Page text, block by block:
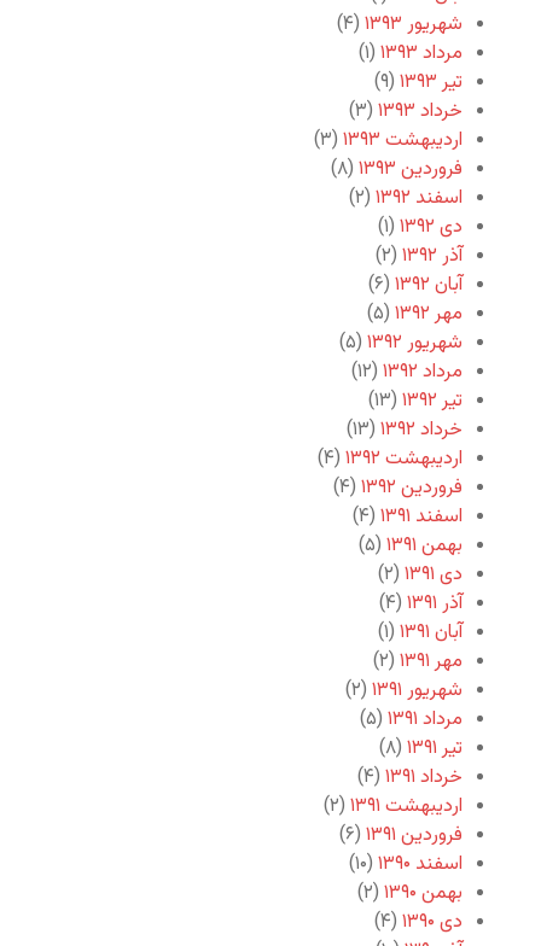
شهریور ۱۳۹۳
(۴)
مرداد ۱۳۹۳
(۱)
تیر ۱۳۹۳
(۹)
خرداد ۱۳۹۳
(۳)
اردیبهشت ۱۳۹۳
(۳)
فروردین ۱۳۹۳
(۸)
اسفند ۱۳۹۲
(۲)
دی ۱۳۹۲
(۱)
آذر ۱۳۹۲
(۲)
آبان ۱۳۹۲
(۶)
مهر ۱۳۹۲
(۵)
شهریور ۱۳۹۲
(۵)
مرداد ۱۳۹۲
(۱۲)
تیر ۱۳۹۲
(۱۳)
خرداد ۱۳۹۲
(۱۳)
اردیبهشت ۱۳۹۲
(۴)
فروردین ۱۳۹۲
(۴)
اسفند ۱۳۹۱
(۴)
بهمن ۱۳۹۱
(۵)
دی ۱۳۹۱
(۲)
آذر ۱۳۹۱
(۴)
آبان ۱۳۹۱
(۱)
مهر ۱۳۹۱
(۲)
شهریور ۱۳۹۱
(۲)
مرداد ۱۳۹۱
(۵)
تیر ۱۳۹۱
(۸)
خرداد ۱۳۹۱
(۴)
اردیبهشت ۱۳۹۱
(۲)
فروردین ۱۳۹۱
(۶)
اسفند ۱۳۹۰
(۱۰)
بهمن ۱۳۹۰
(۲)
دی ۱۳۹۰
(۴)